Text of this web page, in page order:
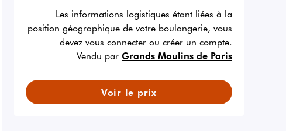
Les informations logistiques étant liées à la
position géographique de votre boulangerie, vous
devez vous connecter ou créer un compte.
Vendu par Grands Moulins de Paris
Voir le prix